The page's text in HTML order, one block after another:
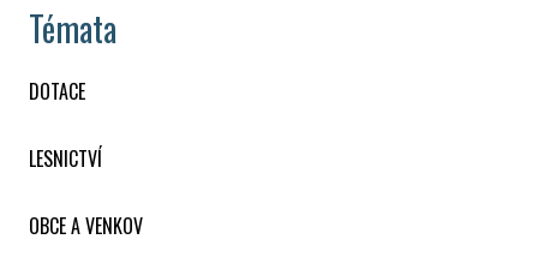
Témata
DOTACE
LESNICTVÍ
OBCE A VENKOV